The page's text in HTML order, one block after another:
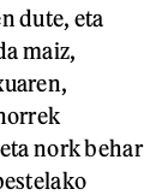
dute, eta
maiz,
nork behar